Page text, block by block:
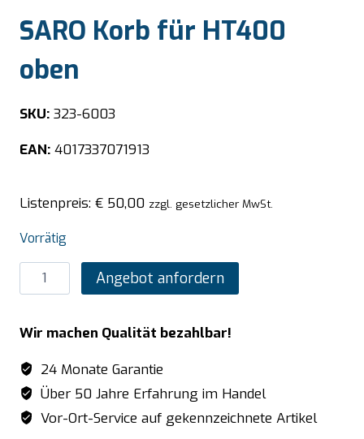
SARO Korb für HT400
oben
SKU: 323-6003
EAN: 4017337071913
Listenpreis: € 50,00 zzgl. gesetzlicher MwSt.
Vorrätig
SARO
Korb
HT400
oben
Menge
Angebot anfordern
Wir machen Qualität bezahlbar!
24 Monate Garantie
Über 50 Jahre Erfahrung im Handel
Vor-Ort-Service auf gekennzeichnete Artikel